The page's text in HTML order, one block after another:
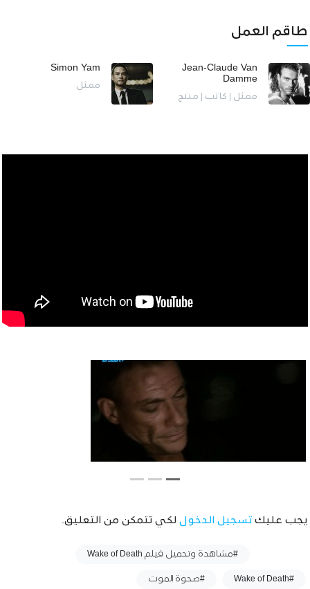
طاقم العمل
Jean-Claude Van
Damme
ممثل | كاتب | منتج
Simon Yam
ممثل
يجب عليك تسجيل الدخول لكي تتمكن من التعليق.
#مشاهدة وتحميل فيلم Wake of Death
#Wake of Death #صحوة الموت